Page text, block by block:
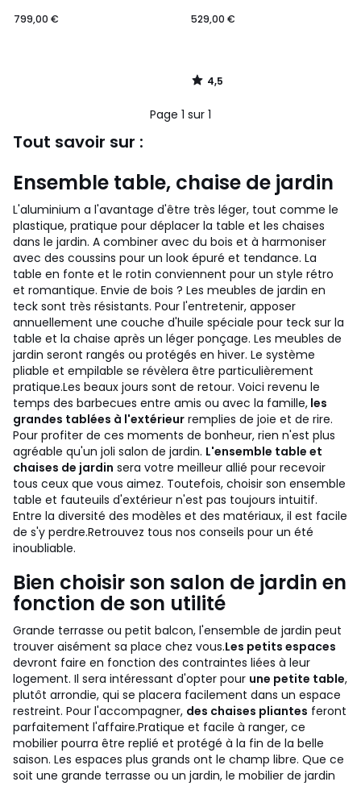
799,00 €
529,00 €
4,5
/
Page 1 sur 1
Tout savoir sur :
Ensemble table, chaise de jardin
L'aluminium a l'avantage d'être très léger, tout comme le
plastique, pratique pour déplacer la table et les chaises
dans le jardin. A combiner avec du bois et à harmoniser
avec des coussins pour un look épuré et tendance. La
table en fonte et le rotin conviennent pour un style rétro
et romantique. Envie de bois ? Les meubles de jardin en
teck sont très résistants. Pour l'entretenir, apposer
annuellement une couche d'huile spéciale pour teck sur la
table et la chaise après un léger ponçage. Les meubles de
jardin seront rangés ou protégés en hiver. Le système
pliable et empilable se révèlera être particulièrement
pratique.Les beaux jours sont de retour. Voici revenu le
temps des barbecues entre amis ou avec la famille, les
grandes tablées à l'extérieur remplies de joie et de rire.
Pour profiter de ces moments de bonheur, rien n'est plus
agréable qu'un joli salon de jardin. L'ensemble table et
chaises de jardin sera votre meilleur allié pour recevoir
tous ceux que vous aimez. Toutefois, choisir son ensemble
table et fauteuils d'extérieur n'est pas toujours intuitif.
Entre la diversité des modèles et des matériaux, il est facile
de s'y perdre.Retrouvez tous nos conseils pour un été
inoubliable.
Bien choisir son salon de jardin en
fonction de son utilité
Grande terrasse ou petit balcon, l'ensemble de jardin peut
trouver aisément sa place chez vous.Les petits espaces
devront faire en fonction des contraintes liées à leur
logement. Il sera intéressant d'opter pour une petite table,
plutôt arrondie, qui se placera facilement dans un espace
restreint. Pour l'accompagner, des chaises pliantes feront
parfaitement l'affaire.Pratique et facile à ranger, ce
mobilier pourra être replié et protégé à la fin de la belle
saison. Les espaces plus grands ont le champ libre. Que ce
soit une grande terrasse ou un jardin, le mobilier de jardin